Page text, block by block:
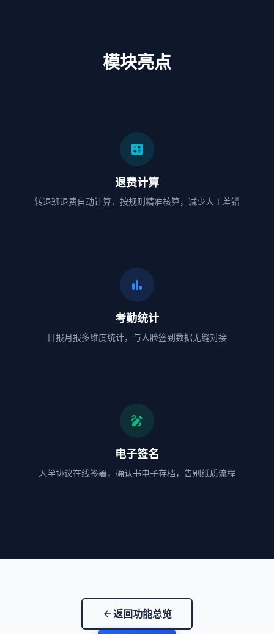
模块亮点
calculate
退费计算
转退班退费自动计算，按规则精准核算，减少人工差错
bar_chart
考勤统计
日报月报多维度统计，与人脸签到数据无缝对接
draw
电子签名
入学协议在线签署，确认书电子存档，告别纸质流程
arrow_back返回功能总览